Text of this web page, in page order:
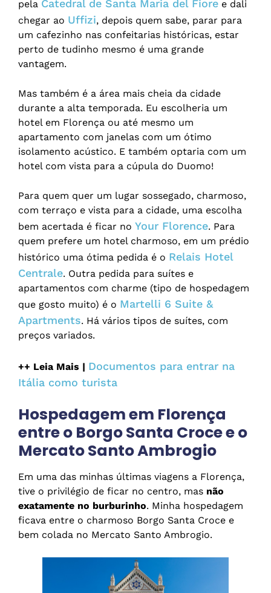
pela Catedral de Santa Maria del Fiore e dali
chegar ao Uffizi, depois quem sabe, parar para
um cafezinho nas confeitarias históricas, estar
perto de tudinho mesmo é uma grande
vantagem.
Mas também é a área mais cheia da cidade
durante a alta temporada. Eu escolheria um
hotel em Florença ou até mesmo um
apartamento com janelas com um ótimo
isolamento acústico. E também optaria com um
hotel com vista para a cúpula do Duomo!
Para quem quer um lugar sossegado, charmoso,
com terraço e vista para a cidade, uma escolha
bem acertada é ficar no Your Florence. Para
quem prefere um hotel charmoso, em um prédio
histórico uma ótima pedida é o Relais Hotel
Centrale. Outra pedida para suítes e
apartamentos com charme (tipo de hospedagem
que gosto muito) é o Martelli 6 Suite &
Apartments. Há vários tipos de suítes, com
preços variados.
++ Leia Mais | Documentos para entrar na
Itália como turista
Hospedagem em Florença
entre o Borgo Santa Croce e o
Mercato Santo Ambrogio
Em uma das minhas últimas viagens a Florença,
tive o privilégio de ficar no centro, mas não
exatamente no burburinho. Minha hospedagem
ficava entre o charmoso Borgo Santa Croce e
bem colada no Mercato Santo Ambrogio.